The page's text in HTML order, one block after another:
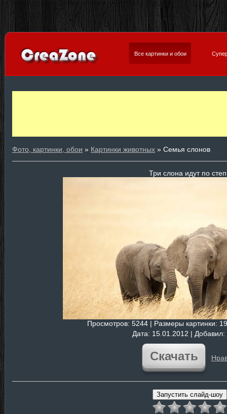
Все картинки и обои
Фото, картинки, обои » Картинки животных » Семья слонов
Три слона идут по
Просмотров: 5244 | Размеры картинки:
Дата: 15.01.2012 | Добавил:
Скачать